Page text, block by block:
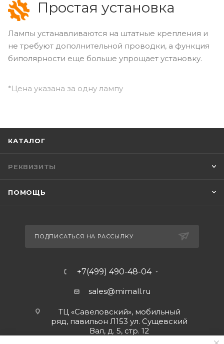
Простая установка
Лампы устанавливаются на штатные крепления и
не требуют дополнительной проводки, а функция
биполярности еще больше упрощает установку.
*Цена указана за одну лампу
КАТАЛОГ
РЕКВИЗИТЫ
ПОМОЩЬ
ПОДПИСАТЬСЯ НА РАССЫЛКУ
+7(499) 490-48-04
sales@mimall.ru
ТЦ «Савеловский», мобильный
ряд, павильон Л153 ул. Сущевский
Вал, д. 5, стр. 12